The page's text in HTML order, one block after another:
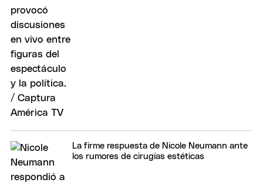
La firme respuesta de Nicole Neumann ante
los rumores de cirugías estéticas